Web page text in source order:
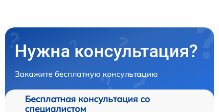
Нужна консультация?
Закажите бесплатную консультацию
Бесплатная консультация со
специалистом